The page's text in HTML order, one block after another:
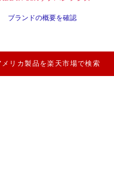
ブランドの概要を確認
メリカ製品を楽天市場で検索